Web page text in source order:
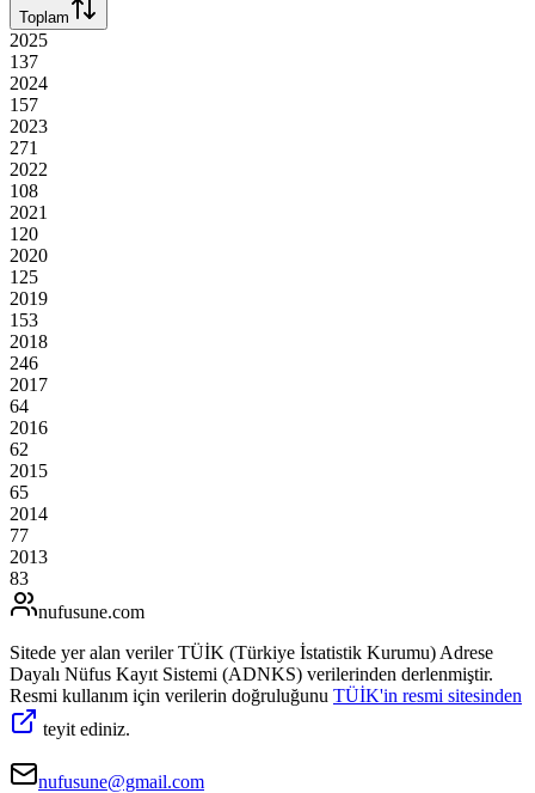
Toplam
2025
137
2024
157
2023
271
2022
108
2021
120
2020
125
2019
153
2018
246
2017
64
2016
62
2015
65
2014
77
2013
83
nufusune.com
Sitede yer alan veriler TÜİK (Türkiye İstatistik Kurumu) Adrese
Dayalı Nüfus Kayıt Sistemi (ADNKS) verilerinden derlenmiştir.
Resmi kullanım için verilerin doğruluğunu TÜİK'in resmi sitesinden
teyit ediniz.
nufusune@gmail.com